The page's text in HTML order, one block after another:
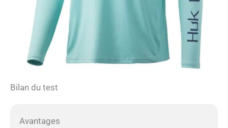
Bilan du test
Avantages